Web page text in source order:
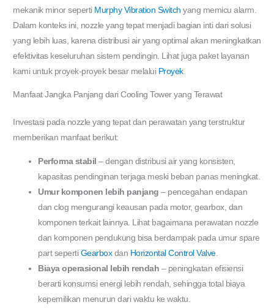
mekanik minor seperti Murphy Vibration Switch yang memicu alarm.
Dalam konteks ini, nozzle yang tepat menjadi bagian inti dari solusi
yang lebih luas, karena distribusi air yang optimal akan meningkatkan
efektivitas keseluruhan sistem pendingin. Lihat juga paket layanan
kami untuk proyek-proyek besar melalui Proyek.
Manfaat Jangka Panjang dari Cooling Tower yang Terawat
Investasi pada nozzle yang tepat dan perawatan yang terstruktur
memberikan manfaat berikut:
Performa stabil – dengan distribusi air yang konsisten,
kapasitas pendinginan terjaga meski beban panas meningkat.
Umur komponen lebih panjang – pencegahan endapan
dan clog mengurangi keausan pada motor, gearbox, dan
komponen terkait lainnya. Lihat bagaimana perawatan nozzle
dan komponen pendukung bisa berdampak pada umur spare
part seperti Gearboxdan Horizontal Control Valve.
Biaya operasional lebih rendah – peningkatan efisiensi
berarti konsumsi energi lebih rendah, sehingga total biaya
kepemilikan menurun dari waktu ke waktu.